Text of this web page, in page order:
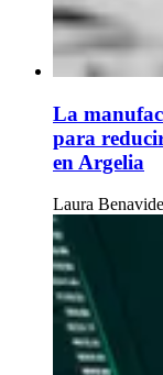
La
para
en Argelia
Laura